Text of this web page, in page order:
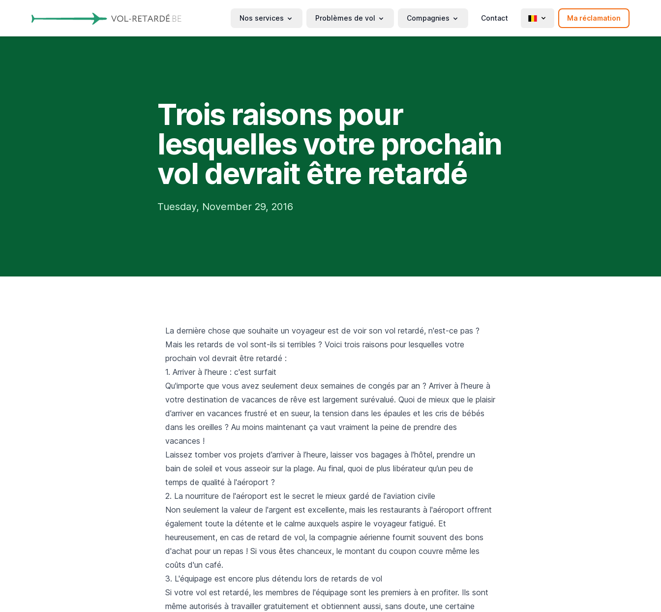
Nos services Problèmes de vol Compagnies Contact Ma réclamation
Trois raisons pour
lesquelles votre prochain
vol devrait être retardé
Tuesday, November 29, 2016
La dernière chose que souhaite un voyageur est de voir son vol retardé, n'est-ce pas ?
Mais les retards de vol sont-ils si terribles ? Voici trois raisons pour lesquelles votre
prochain vol devrait être retardé :
1. Arriver à l’heure : c'est surfait
Qu'importe que vous avez seulement deux semaines de congés par an ? Arriver à l’heure à
votre destination de vacances de rêve est largement surévalué. Quoi de mieux que le plaisir
d’arriver en vacances frustré et en sueur, la tension dans les épaules et les cris de bébés
dans les oreilles ? Au moins maintenant ça vaut vraiment la peine de prendre des
vacances !
Laissez tomber vos projets d’arriver à l’heure, laisser vos bagages à l'hôtel, prendre un
bain de soleil et vous asseoir sur la plage. Au final, quoi de plus libérateur qu’un peu de
temps de qualité à l'aéroport ?
2. La nourriture de l'aéroport est le secret le mieux gardé de l'aviation civile
Non seulement la valeur de l'argent est excellente, mais les restaurants à l'aéroport offrent
également toute la détente et le calme auxquels aspire le voyageur fatigué. Et
heureusement, en cas de retard de vol, la compagnie aérienne fournit souvent des bons
d'achat pour un repas ! Si vous êtes chanceux, le montant du coupon couvre même les
coûts d'un café.
3. L'équipage est encore plus détendu lors de retards de vol
Si votre vol est retardé, les membres de l'équipage sont les premiers à en profiter. Ils sont
même autorisés à travailler gratuitement et obtiennent aussi, sans doute, une certaine